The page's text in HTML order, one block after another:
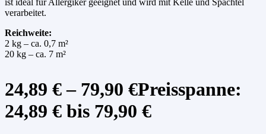
verarbeitet.
Reichweite:
2 kg – ca. 0,7 m²
20 kg – ca. 7 m²
24,89 € – 79,90 €Preisspanne:
24,89 € bis 79,90 €